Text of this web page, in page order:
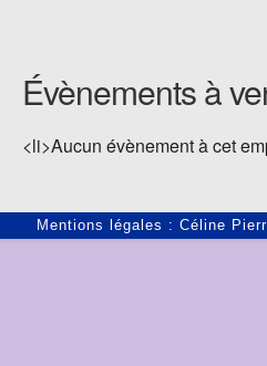
Évènements à
<li>Aucun évènement à cet
Mentions légales : Céline